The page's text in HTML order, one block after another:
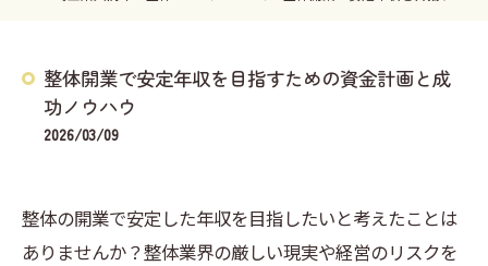
整体開業で安定年収を目指すための資金計画と成
功ノウハウ
2026/03/09
整体の開業で安定した年収を目指したいと考えたことは
ありませんか？整体業界の厳しい現実や経営のリスクを